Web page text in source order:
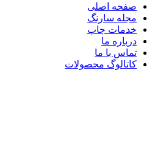
صفحه اصلی
مجله سارنگ
خدمات چاپ
درباره ما
تماس با ما
کاتالوگ محصولات